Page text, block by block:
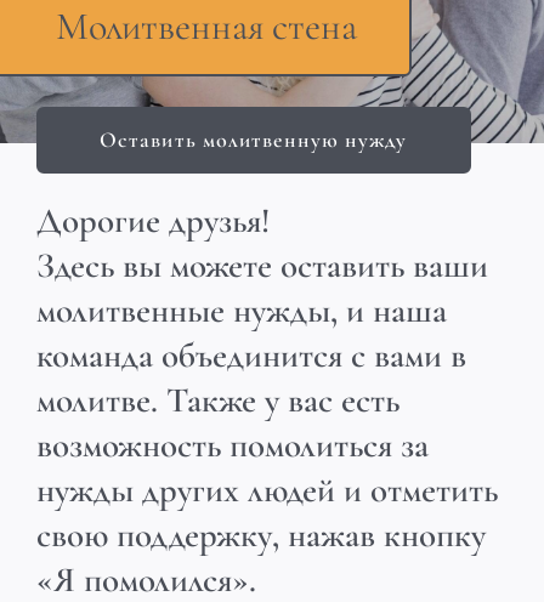
Молитвенная стена
Оставить молитвенную нужду
Дорогие друзья!
Здесь вы можете оставить ваши
молитвенные нужды, и наша
команда объединится с вами в
молитве. Также у вас есть
возможность помолиться за
нужды других людей и отметить
свою поддержку, нажав кнопку
«Я помолился».